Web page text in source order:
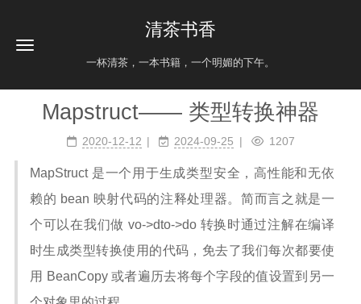
清茶书香
一杯清茶，一本书籍，一个明媚的下午。
Mapstruct—— 类型转换神器
2020-12-12 2024-09-25 1207
MapStruct 是一个用于生成类型安全，高性能和无依
赖的 bean 映射代码的注释处理器。简而言之就是一
个可以在我们做 vo->dto->do 转换时通过注解在编译
时生成类型转换使用的代码，免去了我们每次都要使
用 BeanCopy 或者遍历去将每个字段的值设置到另一